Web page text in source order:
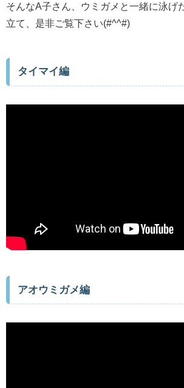
そんなA子さん、ウミガメと一緒に泳げ
立て、是非ご覧下さい(#^^#)
タイマイ編
アオウミガメ編